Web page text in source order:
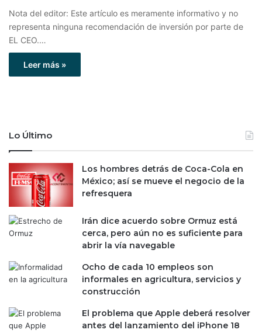
Nota del editor: Este artículo es meramente informativo y no
representa ninguna recomendación de inversión por parte de
EL CEO.…
Leer más »
Lo Último
Los hombres detrás de Coca-Cola en
México; así se mueve el negocio de la
refresquera
Irán dice acuerdo sobre Ormuz está
cerca, pero aún no es suficiente para
abrir la vía navegable
Ocho de cada 10 empleos son
informales en agricultura, servicios y
construcción
El problema que Apple deberá resolver
antes del lanzamiento del iPhone 18